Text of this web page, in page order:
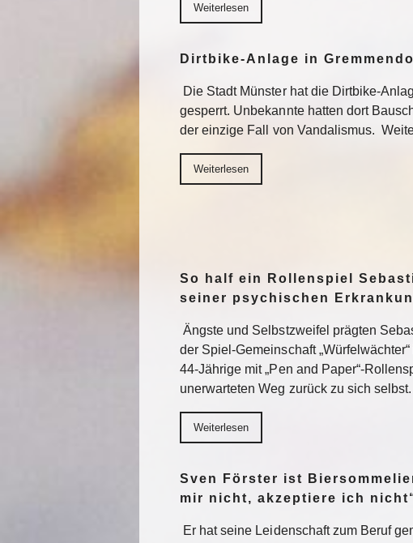
Weiterlesen
Dirtbike-Anlage in
Die Stadt Münster hat die Dirtbike-
gesperrt. Unbekannte hatten dort
der einzige Fall von Vandalismus.
Weiterlesen
So half ein Rollenspiel
seiner psychischen
Ängste und Selbstzweifel prägten
der Spiel-Gemeinschaft
44-Jährige mit „Pen and Paper“-
unerwarteten Weg zurück zu sich
Weiterlesen
Sven Förster ist
mir nicht, akzeptiere ich
Er hat seine Leidenschaft zum Beruf